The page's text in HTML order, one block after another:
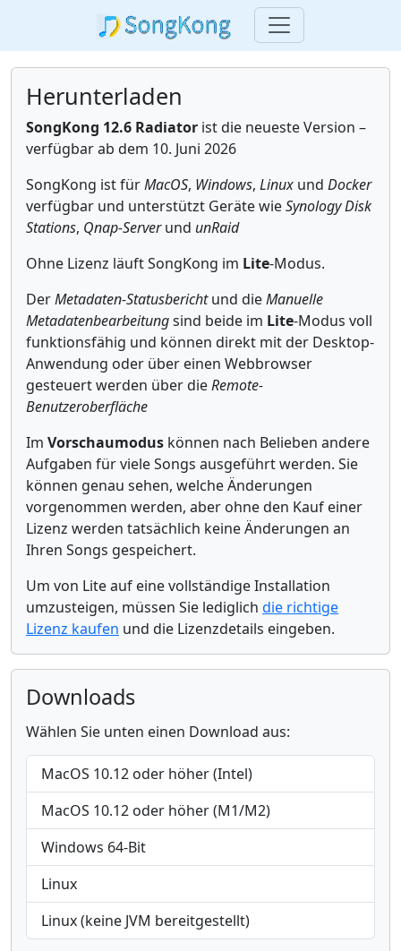
Herunterladen
SongKong 12.6 Radiator ist die neueste Version –
verfügbar ab dem 10. Juni 2026
SongKong ist fürMacOS, Windows, Linux und Docker
verfügbar und unterstützt Geräte wieSynology Disk
Stations, Qnap-Serverund unRaid
Ohne Lizenz läuft SongKong im Lite-Modus.
DerMetadaten-Statusberichtund dieManuelle
Metadatenbearbeitungsind beide im Lite-Modus voll
funktionsfähig und können direkt mit der Desktop-
Anwendung oder über einen Webbrowser
gesteuert werden über dieRemote-
Benutzeroberfläche
Im Vorschaumodus können nach Belieben andere
Aufgaben für viele Songs ausgeführt werden. Sie
können genau sehen, welche Änderungen
vorgenommen werden, aber ohne den Kauf einer
Lizenz werden tatsächlich keine Änderungen an
Ihren Songs gespeichert.
Um von Lite auf eine vollständige Installation
umzusteigen, müssen Sie lediglich die richtige
Lizenz kaufen und die Lizenzdetails eingeben.
Downloads
Wählen Sie unten einen Download aus:
MacOS 10.12 oder höher (Intel)
MacOS 10.12 oder höher (M1/M2)
Windows 64-Bit
Linux
Linux (keine JVM bereitgestellt)